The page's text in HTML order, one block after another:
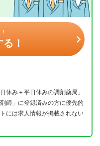
！
休み＋平日休みの調剤薬局」
師」に登録済みの方に優先的
には求人情報が掲載されない